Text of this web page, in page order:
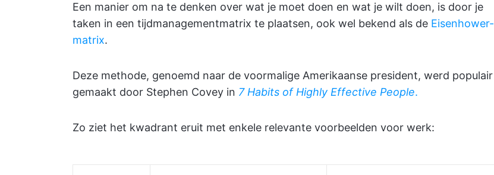
Een manier om na te denken over wat je moet doen en wat je wilt doen, is door je
taken in een tijdmanagementmatrix te plaatsen, ook wel bekend als de Eisenhower-
matrix.
Deze methode, genoemd naar de voormalige Amerikaanse president, werd populair
gemaakt door Stephen Covey in 7 Habits of Highly Effective People.
Zo ziet het kwadrant eruit met enkele relevante voorbeelden voor werk: